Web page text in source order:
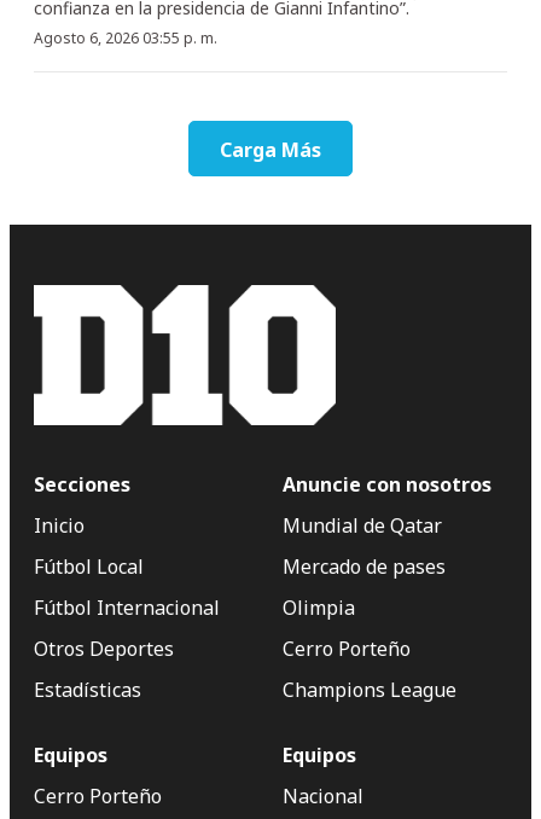
confianza en la presidencia de Gianni Infantino”.
Agosto 6, 2026 03:55 p. m.
Carga Más
Secciones
Inicio
Fútbol Local
Fútbol Internacional
Otros Deportes
Estadísticas
Anuncie con nosotros
Mundial de Qatar
Mercado de pases
Olimpia
Cerro Porteño
Champions League
Equipos
Cerro Porteño
Equipos
Nacional